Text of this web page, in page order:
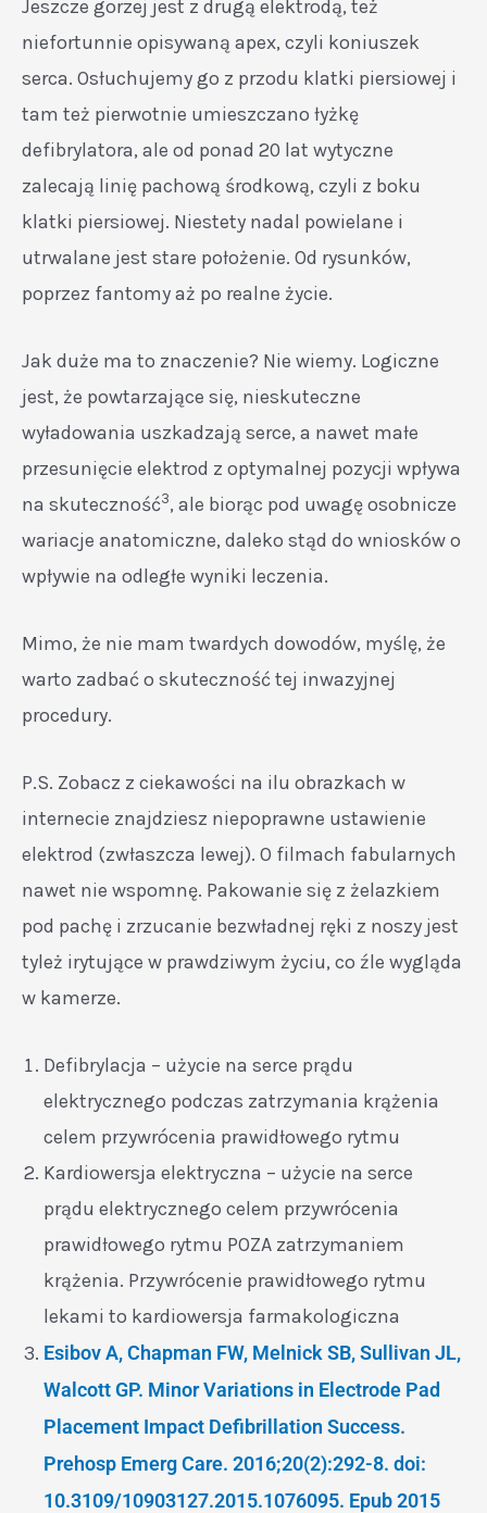
Jeszcze gorzej jest z drugą elektrodą, też
niefortunnie opisywaną apex, czyli koniuszek
serca. Osłuchujemy go z przodu klatki piersiowej i
tam też pierwotnie umieszczano łyżkę
defibrylatora, ale od ponad 20 lat wytyczne
zalecają linię pachową środkową, czyli z boku
klatki piersiowej. Niestety nadal powielane i
utrwalane jest stare położenie. Od rysunków,
poprzez fantomy aż po realne życie.
Jak duże ma to znaczenie? Nie wiemy. Logiczne
jest, że powtarzające się, nieskuteczne
wyładowania uszkadzają serce, a nawet małe
przesunięcie elektrod z optymalnej pozycji wpływa
na skuteczność3, ale biorąc pod uwagę osobnicze
wariacje anatomiczne, daleko stąd do wniosków o
wpływie na odległe wyniki leczenia.
Mimo, że nie mam twardych dowodów, myślę, że
warto zadbać o skuteczność tej inwazyjnej
procedury.
P.S. Zobacz z ciekawości na ilu obrazkach w
internecie znajdziesz niepoprawne ustawienie
elektrod (zwłaszcza lewej). O filmach fabularnych
nawet nie wspomnę. Pakowanie się z żelazkiem
pod pachę i zrzucanie bezwładnej ręki z noszy jest
tyleż irytujące w prawdziwym życiu, co źle wygląda
w kamerze.
Defibrylacja – użycie na serce prądu
elektrycznego podczas zatrzymania krążenia
celem przywrócenia prawidłowego rytmu
Kardiowersja elektryczna – użycie na serce
prądu elektrycznego celem przywrócenia
prawidłowego rytmu POZA zatrzymaniem
krążenia. Przywrócenie prawidłowego rytmu
lekami to kardiowersja farmakologiczna
Esibov A, Chapman FW, Melnick SB, Sullivan JL,
Walcott GP. Minor Variations in Electrode Pad
Placement Impact Defibrillation Success.
Prehosp Emerg Care. 2016;20(2):292-8. doi:
10.3109/10903127.2015.1076095. Epub 2015